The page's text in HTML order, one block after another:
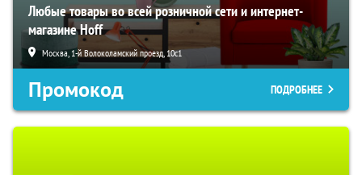
Любые товары во всей розничной сети и интернет-
магазине Hoff
Москва, 1-й Волоколамский проезд, 10с1
Промокод ПОДРОБНЕЕ